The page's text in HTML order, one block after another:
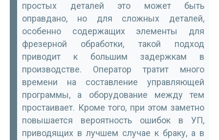
простых деталей это может быть
оправдано, но для сложных деталей,
особенно содержащих элементы для
фрезерной обработки, такой подход
приводит к большим задержкам в
производстве. Оператор тратит много
времени на составление управляющей
программы, а оборудование между тем
простаивает. Кроме того, при этом заметно
повышается вероятность ошибок в УП,
приводящих в лучшем случае к браку, а в